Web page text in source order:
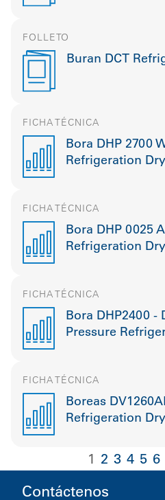
FOLLETO
Buran DCT
FICHA TÉCNICA
Bora DHP 2700
Refrigeration
FICHA TÉCNICA
Bora DHP 0025
Refrigeration
FICHA TÉCNICA
Bora DHP2400 -
Pressure
FICHA TÉCNICA
Boreas
Refrigeration
1 2 3 4 5 6
Contáctenos